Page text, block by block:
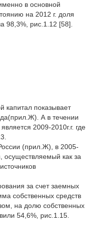
в основной
на 2012 г. доля
98,3%, рис.1.12 [58].
капитал показывает
А в течении
2009-2010г.г. где
(прил.Ж), в 2005-
осуществляемый как за
за счет заемных
собственных средств
на долю собственных
54,6%, рис.1.15.